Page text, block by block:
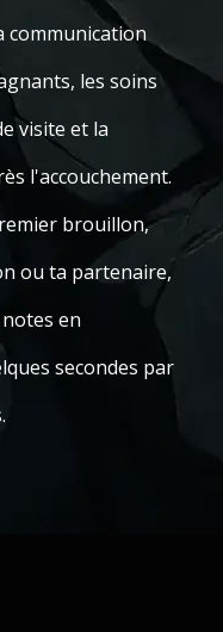
communication
les soins
visite et la
l'accouchement.
brouillon,
ou ta partenaire,
en
secondes par